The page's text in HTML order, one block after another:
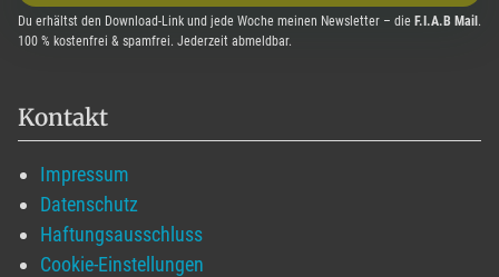
Du erhältst den Download-Link und jede Woche meinen Newsletter – die F.I.A.B Mail .
100 % kostenfrei & spamfrei. Jederzeit abmeldbar.
Kontakt
Impressum
Datenschutz
Haftungsausschluss
Cookie-Einstellungen